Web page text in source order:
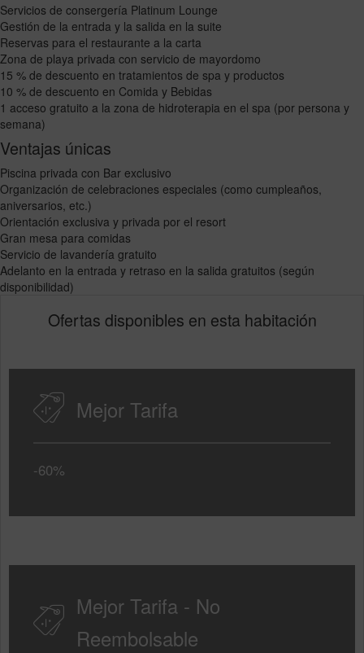
Servicios de consergería Platinum Lounge
Gestión de la entrada y la salida en la suite
Reservas para el restaurante a la carta
Zona de playa privada con servicio de mayordomo
15 % de descuento en tratamientos de spa y productos
10 % de descuento en Comida y Bebidas
1 acceso gratuito a la zona de hidroterapia en el spa (por persona y
semana)
Ventajas únicas
Piscina privada con Bar exclusivo
Organización de celebraciones especiales (como cumpleaños,
aniversarios, etc.)
Orientación exclusiva y privada por el resort
Gran mesa para comidas
Servicio de lavandería gratuito
Adelanto en la entrada y retraso en la salida gratuitos (según
disponibilidad)
Ofertas disponibles en esta habitación
Mejor Tarifa
-60%
Mejor Tarifa - No
Reembolsable